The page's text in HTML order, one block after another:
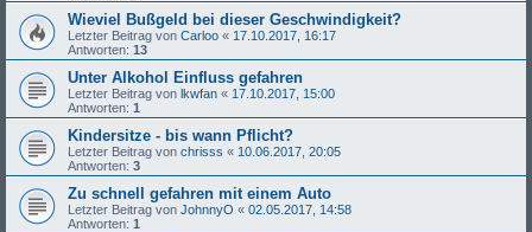
Wieviel Bußgeld bei dieser Geschwindigkeit?
Letzter Beitrag von Carloo « 17.10.2017, 16:17
Antworten: 13
Unter Alkohol Einfluss gefahren
Letzter Beitrag von lkwfan « 17.10.2017, 15:00
Antworten: 1
Kindersitze - bis wann Pflicht?
Letzter Beitrag von chrisss « 10.06.2017, 20:05
Antworten: 3
Zu schnell gefahren mit einem Auto
Letzter Beitrag von JohnnyO « 02.05.2017, 14:58
Antworten: 1